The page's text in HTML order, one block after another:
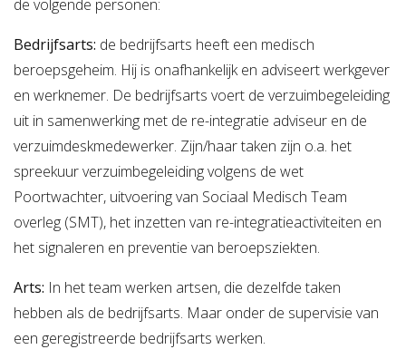
Veiligheid
Risico Inventarisatie & Evaluatie (RIE)
Verzuim
Verzuim
Verzuimbegeleiding Arbopakket seizoenswerker
Vitaliteit
Vitaliteitsscan Vertrouwenspersoon
Actueel
Nieuws Nieuwsbrief Publicaties
Over Stigas
Onze diensten
3V's van Stigas Aan de slag met Vitaliteit
de volgende personen:
Bedrijfsarts: de bedrijfsarts heeft een medisch
beroepsgeheim. Hij is onafhankelijk en adviseert werkgever
en werknemer. De bedrijfsarts voert de verzuimbegeleiding
uit in samenwerking met de re-integratie adviseur en de
verzuimdeskmedewerker. Zijn/haar taken zijn o.a. het
spreekuur verzuimbegeleiding volgens de wet
Poortwachter, uitvoering van Sociaal Medisch Team
overleg (SMT), het inzetten van re-integratieactiviteiten en
het signaleren en preventie van beroepsziekten.
Arts: In het team werken artsen, die dezelfde taken
hebben als de bedrijfsarts. Maar onder de supervisie van
een geregistreerde bedrijfsarts werken.